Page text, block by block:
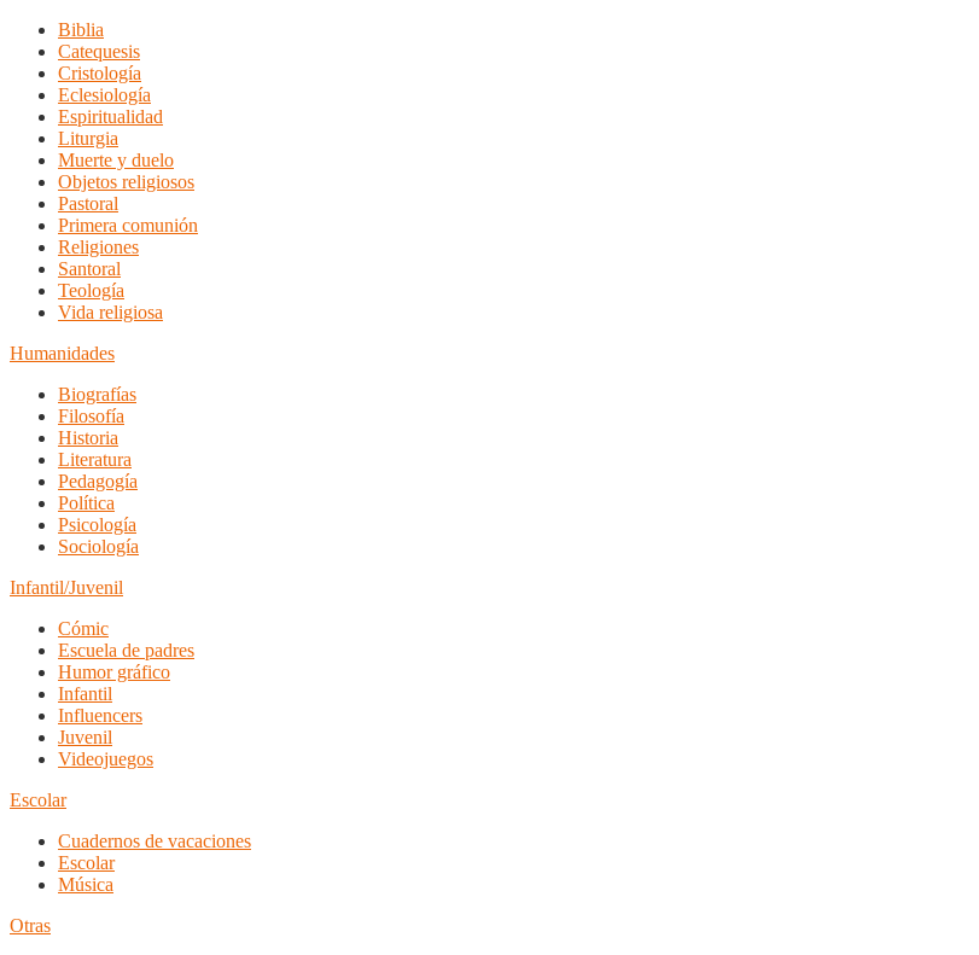
Biblia
Catequesis
Cristología
Eclesiología
Espiritualidad
Liturgia
Muerte y duelo
Objetos religiosos
Pastoral
Primera comunión
Religiones
Santoral
Teología
Vida religiosa
Humanidades
Biografías
Filosofía
Historia
Literatura
Pedagogía
Política
Psicología
Sociología
Infantil/Juvenil
Cómic
Escuela de padres
Humor gráfico
Infantil
Influencers
Juvenil
Videojuegos
Escolar
Cuadernos de vacaciones
Escolar
Música
Otras